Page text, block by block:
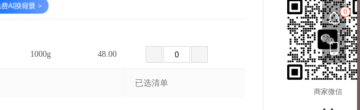
1000g 48.00
已选清单
商家微信
0